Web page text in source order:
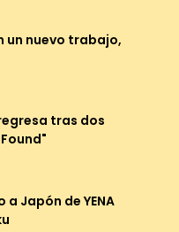
un nuevo trabajo,
regresa tras dos
a Japón de YENA